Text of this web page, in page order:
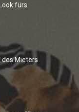
fürs
des Mieters